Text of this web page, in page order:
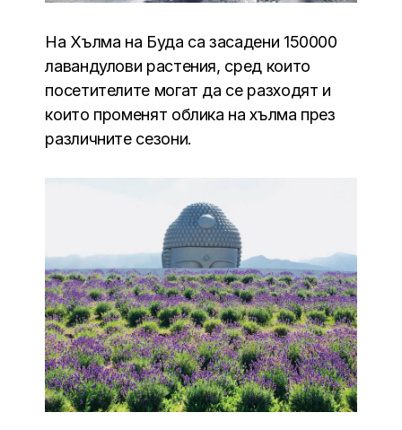
На Хълма на Буда са засадени 150000
лавандулови растения, сред които
посетителите могат да се разходят и
които променят облика на хълма през
различните сезони.